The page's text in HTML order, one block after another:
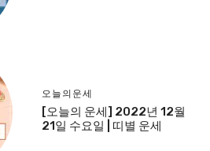
오늘의운세
[오늘의 운세] 2022년 12월
21일 수요일 | 띠별 운세